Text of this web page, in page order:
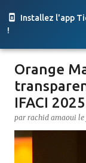
Installez l'app
!
Orange
IFACI 2025
par rachid amaoui le